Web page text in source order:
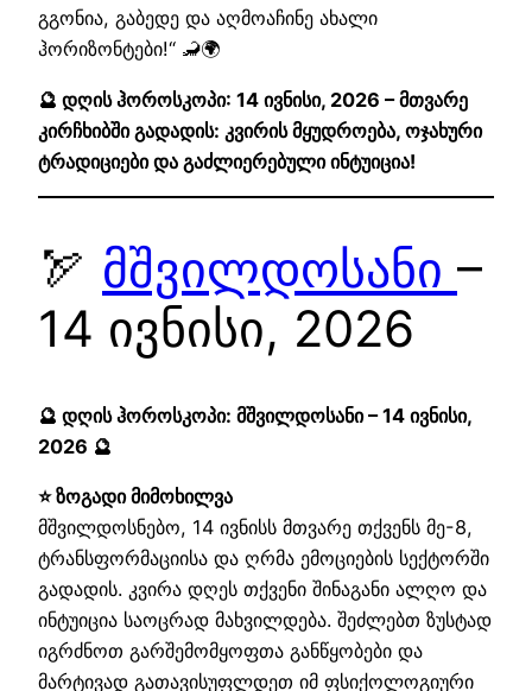
გგონია, გაბედე და აღმოაჩინე ახალი
ჰორიზონტები!“ 🦂🌍
🔮 დღის ჰოროსკოპი: 14 ივნისი, 2026 – მთვარე
კირჩხიბში გადადის: კვირის მყუდროება, ოჯახური
ტრადიციები და გაძლიერებული ინტუიცია!
🏹 მშვილდოსანი –
14 ივნისი, 2026
🔮 დღის ჰოროსკოპი: მშვილდოსანი – 14 ივნისი,
2026 🔮
⭐ ზოგადი მიმოხილვა
მშვილდოსნებო, 14 ივნისს მთვარე თქვენს მე-8,
ტრანსფორმაციისა და ღრმა ემოციების სექტორში
გადადის. კვირა დღეს თქვენი შინაგანი ალღო და
ინტუიცია საოცრად მახვილდება. შეძლებთ ზუსტად
იგრძნოთ გარშემომყოფთა განწყობები და
მარტივად გათავისუფლდეთ იმ ფსიქოლოგიური